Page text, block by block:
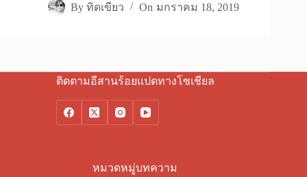
By ทิดเขียว On มกราคม 18, 2019
ติดตามอีสานร้อยแปดทางโซเชียล
หมวดหมู่บทความ